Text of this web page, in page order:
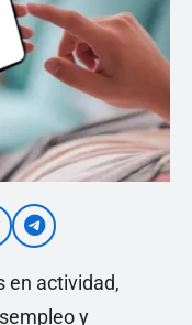
en actividad,
y